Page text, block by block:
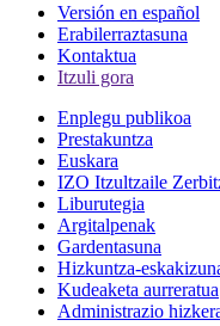
Versión en español
Erabilerraztasuna
Kontaktua
Itzuli gora
Enplegu publikoa
Prestakuntza
Euskara
IZO Itzultzaile
Liburutegia
Argitalpenak
Gardentasuna
Hizkuntza-
Kudeaketa aurreratua
Administrazio